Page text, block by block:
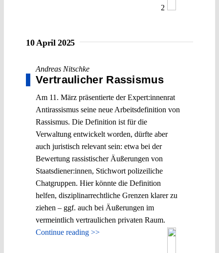
2
10 April 2025
Andreas Nitschke
Vertraulicher Rassismus
Am 11. März präsentierte der Expert:innenrat
Antirassismus seine neue Arbeitsdefinition von
Rassismus. Die Definition ist für die
Verwaltung entwickelt worden, dürfte aber
auch juristisch relevant sein: etwa bei der
Bewertung rassistischer Äußerungen von
Staatsdiener:innen, Stichwort polizeiliche
Chatgruppen. Hier könnte die Definition
helfen, disziplinarrechtliche Grenzen klarer zu
ziehen – ggf. auch bei Äußerungen im
vermeintlich vertraulichen privaten Raum.
Continue reading >>